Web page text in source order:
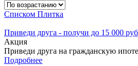
Списком Плитка
Приведи друга - получи до 15 000
Акция
Приведи друга на гражданскую
Подробнее